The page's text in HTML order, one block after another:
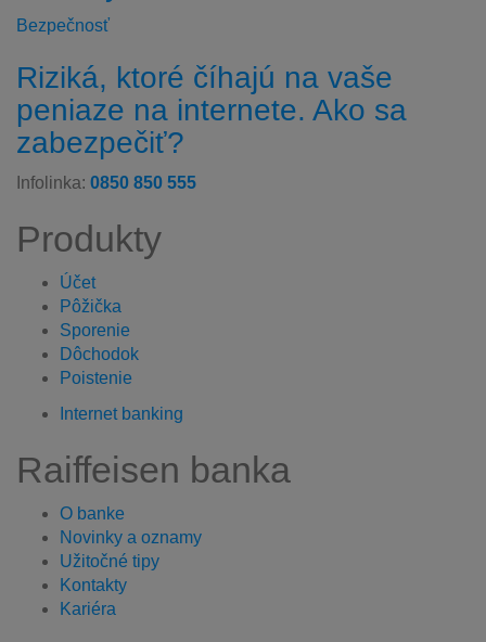
Bezpečnosť
Riziká, ktoré číhajú na vaše
peniaze na internete. Ako sa
zabezpečiť?
Infolinka: 0850 850 555
Produkty
Účet
Pôžička
Sporenie
Dôchodok
Poistenie
Internet banking
Raiffeisen banka
O banke
Novinky a oznamy
Užitočné tipy
Kontakty
Kariéra